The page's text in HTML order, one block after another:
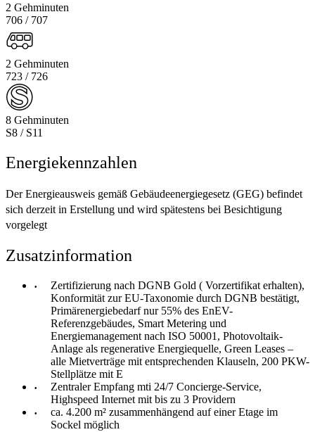
2 Gehminuten
706 / 707
2 Gehminuten
723 / 726
8 Gehminuten
S8 / S11
Energiekennzahlen
Der Energieausweis gemäß Gebäudeenergiegesetz (GEG) befindet
sich derzeit in Erstellung und wird spätestens bei Besichtigung
vorgelegt
Zusatzinformation
Zertifizierung nach DGNB Gold ( Vorzertifikat erhalten),
Konformität zur EU-Taxonomie durch DGNB bestätigt,
Primärenergiebedarf nur 55% des EnEV-
Referenzgebäudes, Smart Metering und
Energiemanagement nach ISO 50001, Photovoltaik-
Anlage als regenerative Energiequelle, Green Leases –
alle Mietverträge mit entsprechenden Klauseln, 200 PKW-
Stellplätze mit E
Zentraler Empfang mti 24/7 Concierge-Service,
Highspeed Internet mit bis zu 3 Providern
ca. 4.200 m² zusammenhängend auf einer Etage im
Sockel möglich